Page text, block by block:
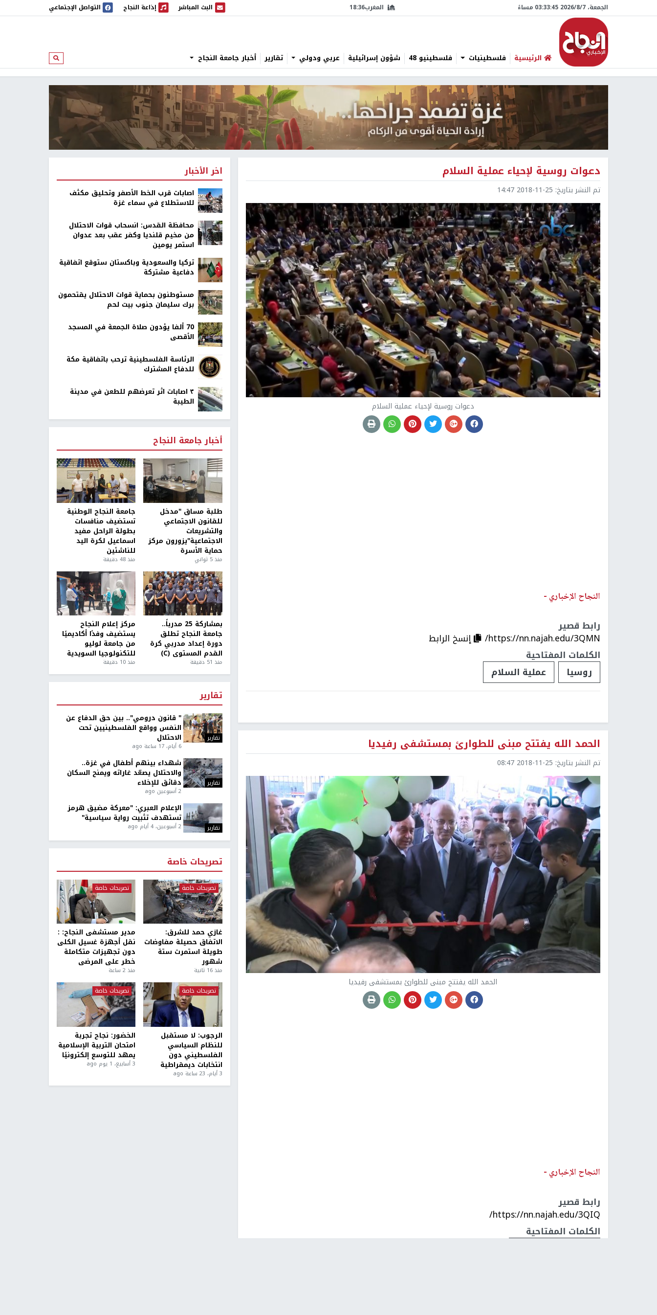
الجمعة، 7/‏8/‏2026 03:33:46 مساءً المغرب18:36 البث المباشر
البث المباشر إذاعة النجاح
إذاعة النجاح التواصل الإجتماعي
الرئيسية فلسطينيات فلسطينيو 48 شؤون إسرائيلية عربي ودولي تقارير أخبار جامعة النجاح ابحث
دعوات روسية لإحياء عملية السلام
تم النشر بتاريخ: 2018-11-25 14:47
دعوات روسية لإحياء عملية السلام
النجاح الإخباري -
رابط قصير
https://nn.najah.edu/3QMN/
إنسخ الرابط
الكلمات المفتاحية
روسيا
عملية السلام
الحمد الله يفتتح مبنى للطوارئ بمستشفى رفيديا
تم النشر بتاريخ: 2018-11-25 08:47
الحمد الله يفتتح مبنى للطوارئ بمستشفى رفيديا
النجاح الإخباري -
رابط قصير
https://nn.najah.edu/3QIQ/
الكلمات المفتاحية
اخر الأخبار
اصابات قرب الخط الأصفر وتحليق مكثف
للاستطلاع في سماء غزة
محافظة القدس: انسحاب قوات الاحتلال
من مخيم قلنديا وكفر عقب بعد عدوان
استمر يومين
تركيا والسعودية وباكستان ستوقع اتفاقية
دفاعية مشتركة
مستوطنون بحماية قوات الاحتلال يقتحمون
برك سليمان جنوب بيت لحم
70 ألفا يؤدون صلاة الجمعة في المسجد
الأقصى
الرئاسة الفلسطينية ترحب باتفاقية مكة
للدفاع المشترك
٣ اصابات اثر تعرضهم للطعن في مدينة
الطيبة
أخبار جامعة النجاح
طلبة مساق "مدخل
للقانون الاجتماعي
والتشريعات
الاجتماعية"يزورون مركز
حماية الأسرة
منذ 5 ثواني
جامعة النجاح الوطنية
تستضيف منافسات
بطولة الراحل مفيد
اسماعيل لكرة اليد
للناشئين
منذ 48 دقيقة
بمشاركة 25 مدرباً..
جامعة النجاح تطلق
دورة إعداد مدربي كرة
القدم المستوى (C)
منذ 51 دقيقة
مركز إعلام النجاح
يستضيف وفدًا أكاديميًا
من جامعة لوليو
للتكنولوجيا السويدية
منذ 10 دقيقة
تقارير
تقارير
" قانون درومي".. بين حق الدفاع عن
النفس وواقع الفلسطينيين تحت
الاحتلال
6 أيام، 17 ساعة ago
تقارير
شهداء بينهم أطفال في غزة..
والاحتلال يصعّد غاراته ويمنح السكان
دقائق للإخلاء
2 أسبوعين ago
تقارير
الإعلام العبري: "معركة مضيق هرمز
تستهدف تثبيت رواية سياسية"
2 أسبوعين، 4 أيام ago
تصريحات خاصة
تصريحات خاصة
غازي حمد للشرق:
الاتفاق حصيلة مفاوضات
طويلة استمرت ستة
شهور
منذ 16 ثانية
تصريحات خاصة
مدير مستشفى النجاح: :
نقل أجهزة غسيل الكلى
دون تجهيزات متكاملة
خطر على المرضى
منذ 2 ساعة
تصريحات خاصة
الرجوب: لا مستقبل
للنظام السياسي
الفلسطيني دون
انتخابات ديمقراطية
3 أيام، 23 ساعة ago
تصريحات خاصة
الخضور: نجاح تجربة
امتحان التربية الإسلامية
يمهد للتوسع إلكترونيًا
3 أسابيع، 1 يوم ago